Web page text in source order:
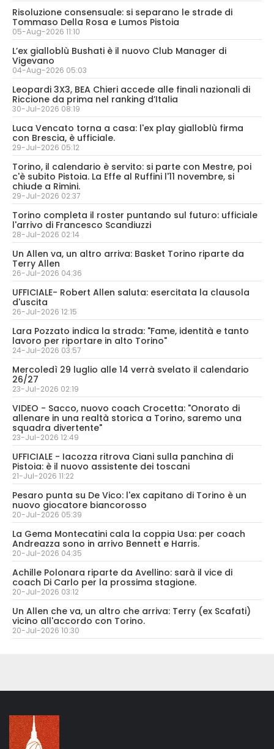
Risoluzione consensuale: si separano le strade di
Tommaso Della Rosa e Lumos Pistoia
05-Aug-2026 11:10
L’ex gialloblù Bushati è il nuovo Club Manager di
Vigevano
04-Aug-2026 05:03
Leopardi 3X3, BEA Chieri accede alle finali nazionali di
Riccione da prima nel ranking d’Italia
30-Jul-2026 08:19
Luca Vencato torna a casa: l'ex play gialloblù firma
con Brescia, è ufficiale.
29-Jul-2026 05:12
Torino, il calendario è servito: si parte con Mestre, poi
c'è subito Pistoia. La Effe al Ruffini l'11 novembre, si
chiude a Rimini.
29-Jul-2026 02:37
Torino completa il roster puntando sul futuro: ufficiale
l'arrivo di Francesco Scandiuzzi
28-Jul-2026 02:14
Un Allen va, un altro arriva: Basket Torino riparte da
Terry Allen
26-Jul-2026 04:36
UFFICIALE- Robert Allen saluta: esercitata la clausola
d'uscita
26-Jul-2026 12:15
Lara Pozzato indica la strada: "Fame, identità e tanto
lavoro per riportare in alto Torino"
24-Jul-2026 03:57
Mercoledì 29 luglio alle 14 verrà svelato il calendario
26/27
23-Jul-2026 02:19
VIDEO - Sacco, nuovo coach Crocetta: "Onorato di
allenare in una realtà storica a Torino, saremo una
squadra divertente"
23-Jul-2026 12:49
UFFICIALE - Iacozza ritrova Ciani sulla panchina di
Pistoia: è il nuovo assistente dei toscani
21-Jul-2026 11:22
Pesaro punta su De Vico: l'ex capitano di Torino è un
nuovo giocatore biancorosso
20-Jul-2026 05:39
La Gema Montecatini cala la coppia Usa: per coach
Andreazza sono in arrivo Bennett e Harris.
20-Jul-2026 04:35
Achille Polonara riparte da Avellino: sarà il vice di
coach Di Carlo per la prossima stagione.
20-Jul-2026 03:12
Un Allen che va, un altro che arriva: Terry (ex Scafati)
vicino all'accordo con Torino.
20-Jul-2026 10:30